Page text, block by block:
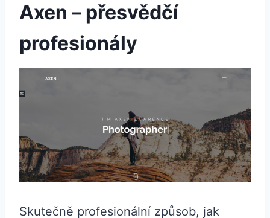
Axen – přesvědčí
profesionály
Skutečně profesionální způsob, jak